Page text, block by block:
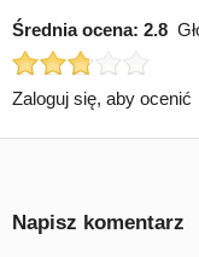
Średnia ocena: 2.8
Zaloguj się, aby ocenić
Napisz komentarz